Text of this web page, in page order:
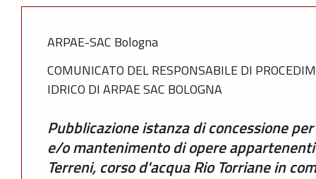
ARPAE-SAC Bologna
COMUNICATO DEL RESPONSABILE DI
IDRICO DI ARPAE SAC BOLOGNA
Pubblicazione istanza di concessione
e/o mantenimento di opere
Terreni, corso d'acqua Rio Torriane in